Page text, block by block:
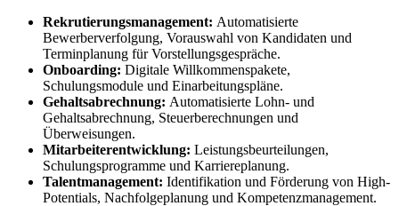
Rekrutierungsmanagement: Automatisierte
Bewerberverfolgung, Vorauswahl von Kandidaten und
Terminplanung für Vorstellungsgespräche.
Onboarding: Digitale Willkommenspakete,
Schulungsmodule und Einarbeitungspläne.
Gehaltsabrechnung: Automatisierte Lohn- und
Gehaltsabrechnung, Steuerberechnungen und
Überweisungen.
Mitarbeiterentwicklung: Leistungsbeurteilungen,
Schulungsprogramme und Karriereplanung.
Talentmanagement: Identifikation und Förderung von High-
Potentials, Nachfolgeplanung und Kompetenzmanagement.